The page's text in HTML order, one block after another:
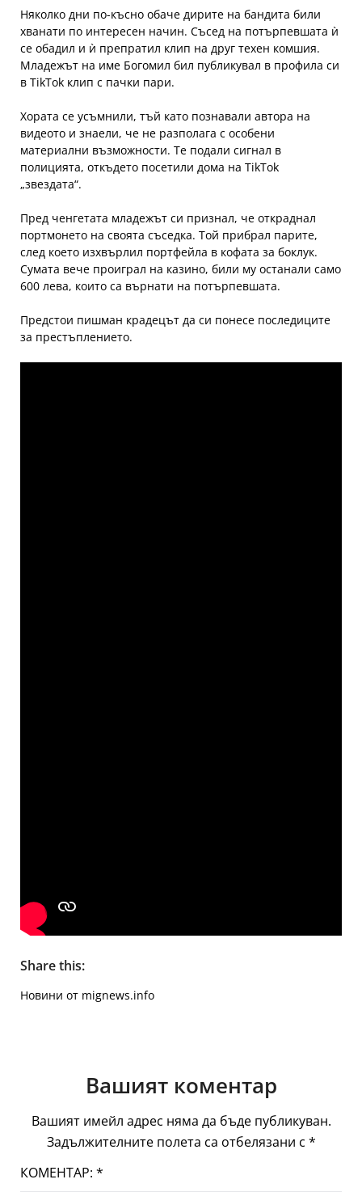
Няколко дни по-късно обаче дирите на бандита били
хванати по интересен начин. Съсед на потърпевшата ѝ
се обадил и ѝ препратил клип на друг техен комшия.
Младежът на име Богомил бил публикувал в профила си
в TikTok клип с пачки пари.
Хората се усъмнили, тъй като познавали автора на
видеото и знаели, че не разполага с особени
материални възможности. Те подали сигнал в
полицията, откъдето посетили дома на TikTok
„звездата“.
Пред ченгетата младежът си признал, че откраднал
портмонето на своята съседка. Той прибрал парите,
след което изхвърлил портфейла в кофата за боклук.
Сумата вече проиграл на казино, били му останали само
600 лева, които са върнати на потърпевшата.
Предстои пишман крадецът да си понесе последиците
за престъплението.
Share this:
Новини от mignews.info
Вашият коментар
Вашият имейл адрес няма да бъде публикуван.
Задължителните полета са отбелязани с *
КОМЕНТАР: *